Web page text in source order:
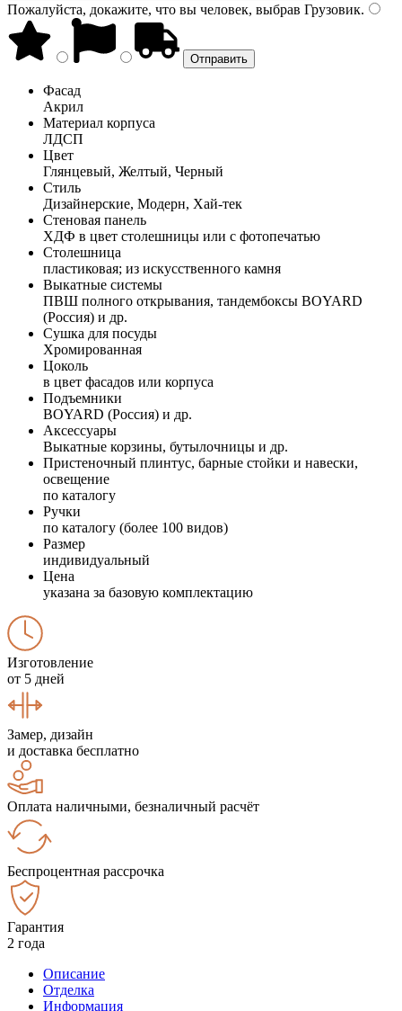
Пожалуйста, докажите, что вы человек, выбрав Грузовик.
Фасад
Акрил
Материал корпуса
ЛДСП
Цвет
Глянцевый, Желтый, Черный
Стиль
Дизайнерские, Модерн, Хай-тек
Стеновая панель
ХДФ в цвет столешницы или с фотопечатью
Столешница
пластиковая; из искусственного камня
Выкатные системы
ПВШ полного открывания, тандембоксы BOYARD
(Россия) и др.
Сушка для посуды
Хромированная
Цоколь
в цвет фасадов или корпуса
Подъемники
BOYARD (Россия) и др.
Аксессуары
Выкатные корзины, бутылочницы и др.
Пристеночный плинтус, барные стойки и навески,
освещение
по каталогу
Ручки
по каталогу (более 100 видов)
Размер
индивидуальный
Цена
указана за базовую комплектацию
Изготовление
от 5 дней
Замер, дизайн
и доставка бесплатно
Оплата наличными, безналичный расчёт
Беспроцентная рассрочка
Гарантия
2 года
Описание
Отделка
Информация